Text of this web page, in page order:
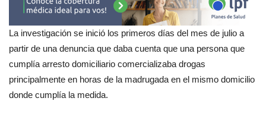
La investigación se inició los primeros días del mes de julio a
partir de una denuncia que daba cuenta que una persona que
cumplía arresto domiciliario comercializaba drogas
principalmente en horas de la madrugada en el mismo domicilio
donde cumplía la medida.